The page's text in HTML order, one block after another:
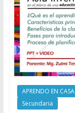
APRENDO EN CASA
Secundaria